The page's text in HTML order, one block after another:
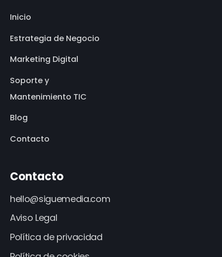
Inicio
Estrategia de Negocio
Marketing Digital
Soporte y
Mantenimiento TIC
Blog
Contacto
Contacto
hello@siguemedia.com
Aviso Legal
Política de privacidad